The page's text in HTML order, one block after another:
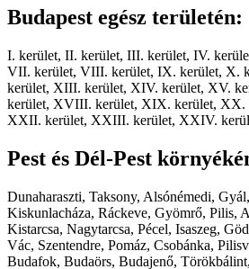
Budapest egész területén:
I. kerület, II. kerület, III. kerület, IV.
VII. kerület, VIII. kerület, IX. kerület, X.
kerület, XIII. kerület, XIV. kerület, XV.
kerület, XVIII. kerület, XIX. kerület, XX.
XXII. kerület, XXIII. kerület, XXIV.
Pest és Dél-Pest
Dunaharaszti, Taksony, Alsónémedi,
Kiskunlacháza, Ráckeve, Gyömrő, Pilis,
Kistarcsa, Nagytarcsa, Pécel, Isaszeg,
Vác, Szentendre, Pomáz, Csobánka,
Budafok, Budaörs, Budajenő,